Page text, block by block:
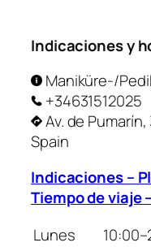
Indicaciones y
Maniküre-/
+34631512025
Av. de
Spain
Indicaciones –
Tiempo de viaje
Lunes